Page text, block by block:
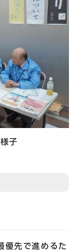
子
優先で進めるた